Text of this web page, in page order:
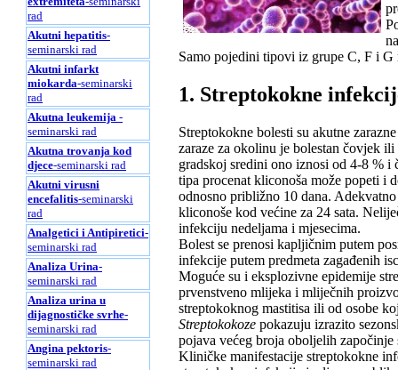
rad
Akutni hepatitis-
seminarski rad
Akutni infarkt
miokarda-seminarski
rad
Akutna leukemija -
seminarski rad
Akutna trovanja kod
djece-seminarski rad
Akutni virusni
encefalitis-seminarski
rad
Analgetici i Antipiretici-
seminarski rad
Analiza Urina-
seminarski rad
Analiza urina u
dijagnostičke svrhe-
seminarski rad
Angina pektoris-
seminarski rad
Samo pojedini tipovi iz grupe C, F i G
1. Streptokokne
Streptokokne bolesti su akutne
zaraze za okolinu je bolestan čovjek
gradskoj sredini ono iznosi od 4-8 %
tipa procenat kliconoša može popeti i
odnosno približno 10 dana.
kliconoše kod većine za 24 sata.
infekciju nedeljama i mjesecima.
Bolest se prenosi kapljičnim putem
infekcije putem predmeta zagađenih
Moguće su i eksplozivne epidemije
prvenstveno mlijeka i mliječnih
streptokoknog mastitisa ili od osobe
Streptokokoze pokazuju izrazito
pojava većeg broja oboljelih
Kliničke manifestacije streptokokne